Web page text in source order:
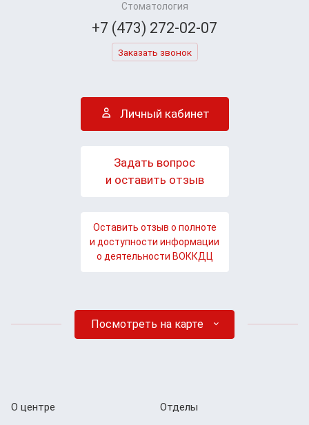
Стоматология
+7 (473) 272-02-07
Заказать звонок
Личный кабинет
Задать вопрос
и оставить отзыв
Оставить отзыв о полноте
и доступности информации
о деятельности ВОККДЦ
Посмотреть на карте
О центре Отделы